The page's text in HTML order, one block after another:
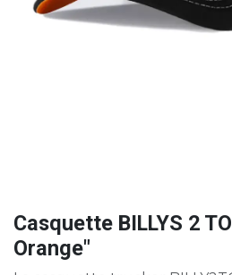
Casquette BILLYS 2
Orange"